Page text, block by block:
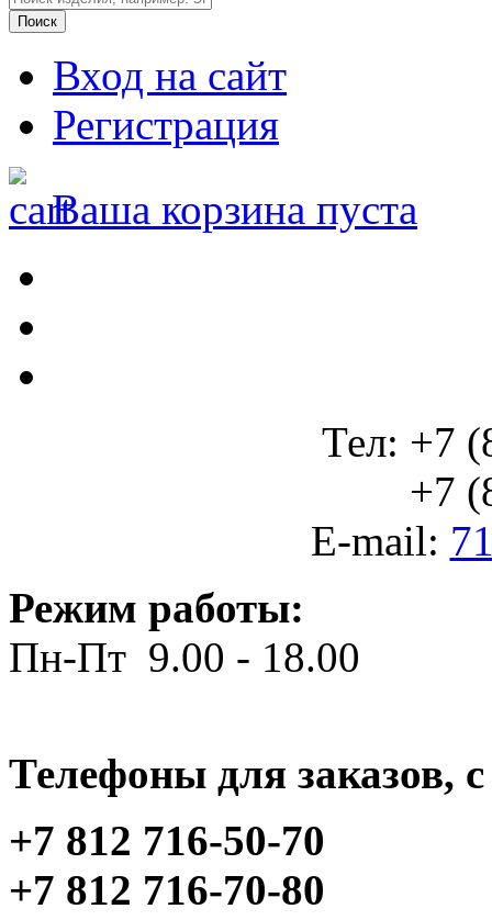
Вход на сайт
Регистрация
Ваша корзина пуста
Тел: +7
+7
E-mail:
Режим работы:
Пн-Пт 9.00 - 18.00
Телефоны для заказов,
+7 812 716-50-70
+7 812 716-70-80